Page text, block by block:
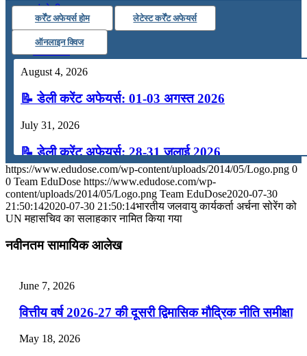
अंग्रेजी
मॉक टेस्ट
टुडेज जीके
Menu Menu
कर्रेंट अफेयर्स होम लेटेस्ट कर्रेंट अफेयर्स
ऑनलाइन क्विज
August 4, 2026
📝 डेली करेंट अफेयर्स: 01-03 अगस्त 2026
July 31, 2026
📝 डेली करेंट अफेयर्स: 28-31 जुलाई 2026
July 28, 2026
📝 डेली करेंट अफेयर्स: 25-27 जुलाई 2026
July 22, 2026
📝 डेली करेंट अफेयर्स: 19-21 जुलाई 2026
July 19, 2026
https://www.edudose.com/wp-content/uploads/2014/05/Logo.png 0
0 Team EduDose https://www.edudose.com/wp-
content/uploads/2014/05/Logo.png Team EduDose2020-07-30
21:50:142020-07-30 21:50:14भारतीय जलवायु कार्यकर्ता अर्चना सोरेंग को
UN महासचिव का सलाहकार नामित किया गया
नवीनतम सामायिक आलेख
June 7, 2026
वित्तीय वर्ष 2026-27 की दूसरी द्विमासिक मौद्रिक नीति समीक्षा
May 18, 2026